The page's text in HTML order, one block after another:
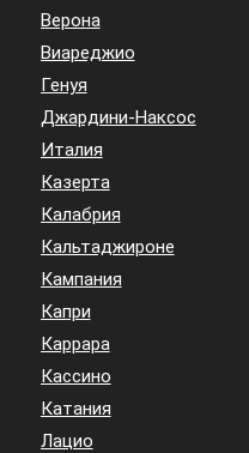
Верона
Виареджио
Генуя
Джардини-Наксос
Италия
Казерта
Калабрия
Кальтаджироне
Кампания
Капри
Каррара
Кассино
Катания
Лацио